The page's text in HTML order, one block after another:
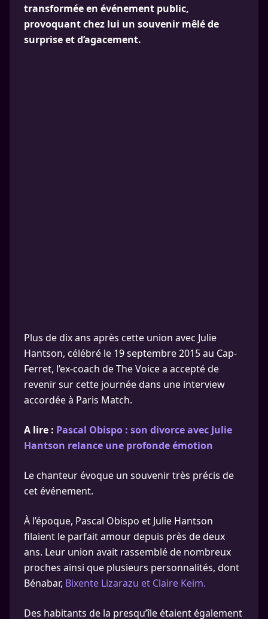
transformée en événement public,
provoquant chez lui un souvenir mêlé de
surprise et d’agacement.
Plus de dix ans après cette union avec Julie
Hantson, célébré le 19 septembre 2015 au Cap-
Ferret, l’ex-coach de The Voice a accepté de
revenir sur cette journée dans une interview
accordée à Paris Match.
A lire : Pascal Obispo : son divorce avec Julie
Hantson relance une profonde émotion
Le chanteur évoque un souvenir très précis de
cet événement.
À l’époque, Pascal Obispo et Julie Hantson
filaient le parfait amour depuis près de deux
ans. Leur union avait rassemblé de nombreux
proches ainsi que plusieurs personnalités, dont
Bénabar, Bixente Lizarazu et Claire Keim.
Des habitants de la presqu’île étaient également